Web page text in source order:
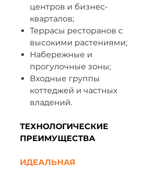
центров и бизнес-
кварталов;
Террасы ресторанов с
высокими растениями;
Набережные и
прогулочные зоны;
Входные группы
коттеджей и частных
владений.
ТЕХНОЛОГИЧЕСКИЕ
ПРЕИМУЩЕСТВА
ИДЕАЛЬНАЯ